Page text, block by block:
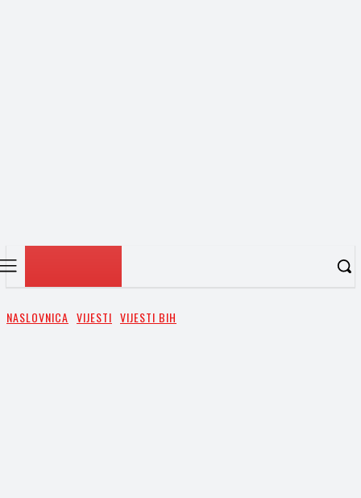
NASLOVNICA VIJESTI VIJESTI BIH